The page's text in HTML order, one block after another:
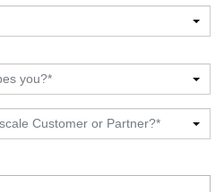
you?*
Customer or Partner?*